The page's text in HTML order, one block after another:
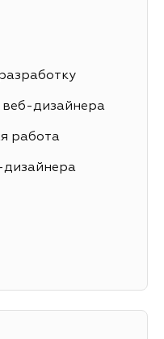
дизайнера
работа